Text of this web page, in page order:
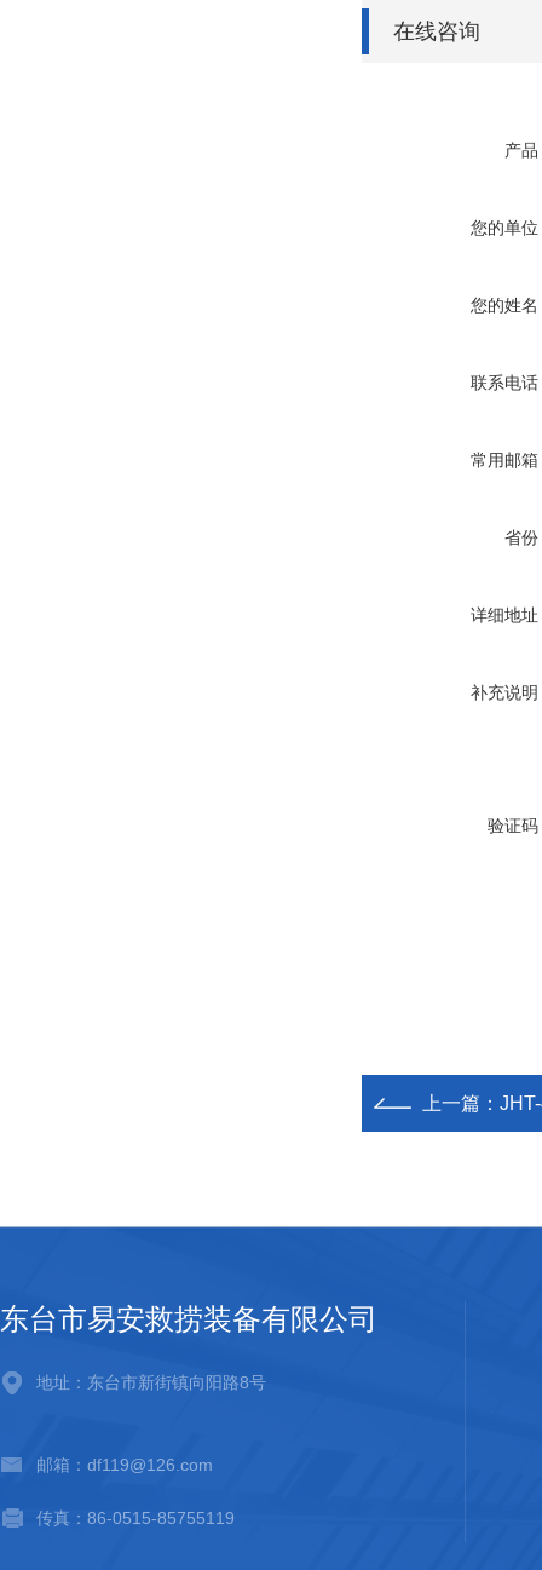
在线咨询
产品
您的单位
您的姓名
联系电话
常用邮箱
省份
详细地址
补充说明
验证码
上一篇：
东台市易安救捞装备有限公司
地址：东台市新街镇向阳路8号
邮箱：df119@126.com
传真：86-0515-85755119